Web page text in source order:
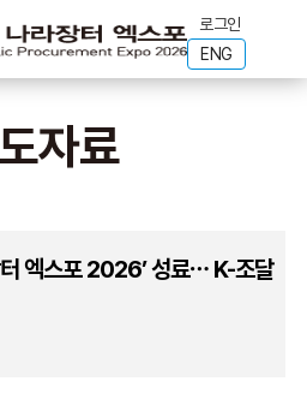
로그인
ENG
자료
엑스포 2026’ 성료⋯ K-조달